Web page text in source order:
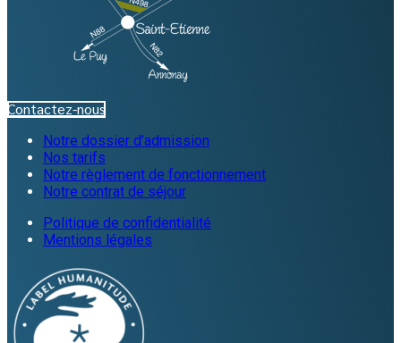
Contactez-nous
Notre dossier d’admission
Nos tarifs
Notre règlement de fonctionnement
Notre contrat de séjour
Politique de confidentialité
Mentions légales